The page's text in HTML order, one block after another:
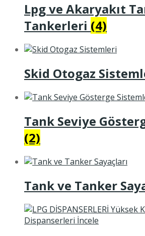
Lpg ve Akaryakıt
Tankerleri (4)
Skid Otogaz
Tank Seviye
(2)
Tank ve Tanker